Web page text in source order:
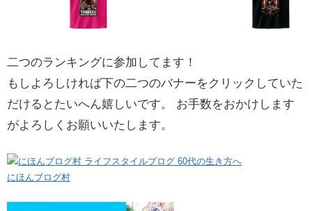
二つのランキングに参加してます！
もしよろしければ下の二つのバナーをクリックしていた
だけるとたいへん嬉しいです。 お手数をおかけします
がよろしくお願いいたします。
にほんブログ村